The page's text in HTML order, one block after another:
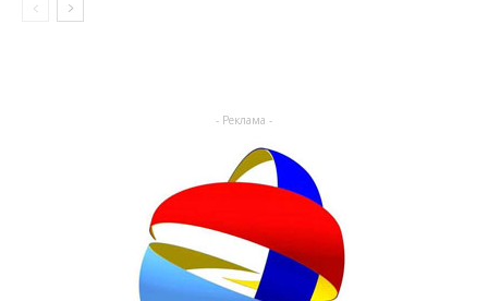
- Реклама -